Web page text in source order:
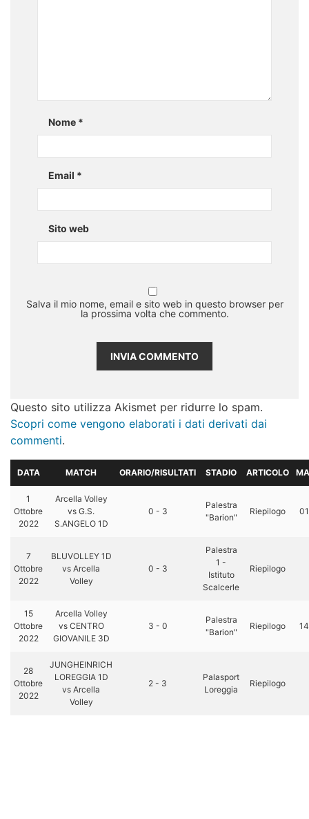
Nome *
Email *
Sito web
Salva il mio nome, email e sito web in questo browser per
la prossima volta che commento.
Questo sito utilizza Akismet per ridurre lo spam.
Scopri come vengono elaborati i dati derivati dai
commenti.
DATA MATCH ORARIO/RISULTATI STADIO ARTICOLO
1
Ottobre
2022
Arcella Volley
vs G.S.
S.ANGELO 1D
0 - 3
Palestra
"Barion"
Riepilogo
7
Ottobre
2022
BLUVOLLEY 1D
vs Arcella
Volley
0 - 3
Palestra
1 -
Istituto
Scalcerle
Riepilogo
15
Ottobre
2022
Arcella Volley
vs CENTRO
GIOVANILE 3D
3 - 0
Palestra
"Barion"
Riepilogo
28
Ottobre
2022
JUNGHEINRICH
LOREGGIA 1D
vs Arcella
Volley
2 - 3
Palasport
Loreggia
Riepilogo